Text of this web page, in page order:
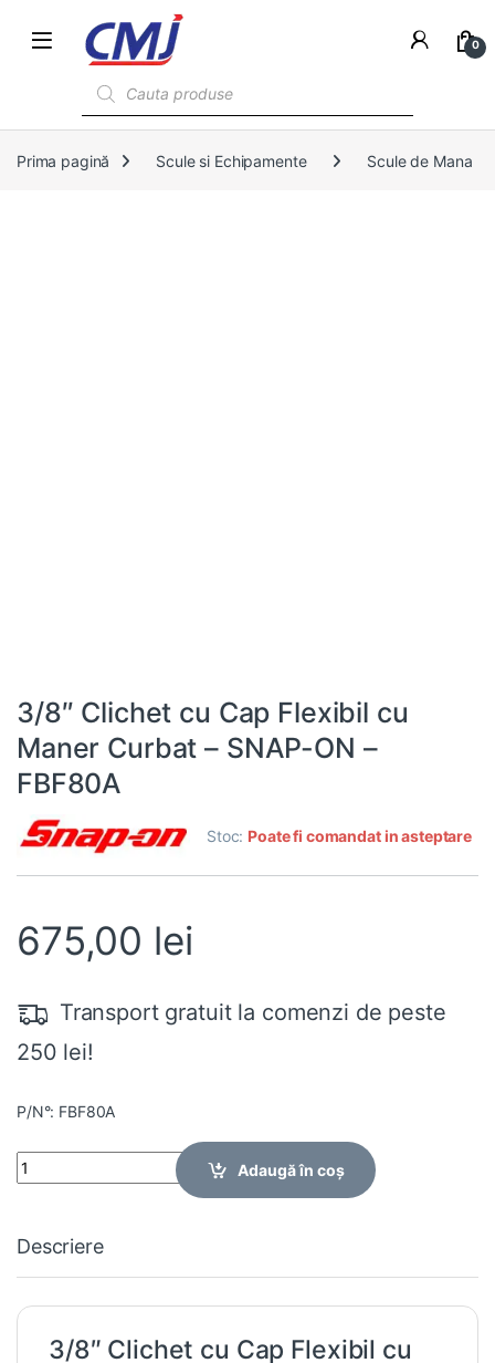
0
Prima pagină Scule si Echipamente Scule de Mana
3/8″ Clichet cu Cap Flexibil cu
Maner Curbat – SNAP-ON –
FBF80A
Stoc: Poate fi comandat in asteptare
675,00 lei
Transport gratuit la comenzi de peste
250 lei!
P/N°: FBF80A
Quantity
Adaugă în coș
Descriere
3/8″ Clichet cu Cap Flexibil cu